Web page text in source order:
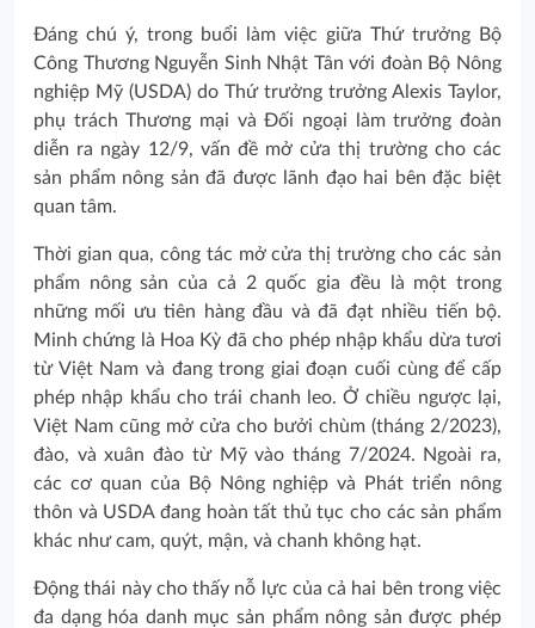
Đáng chú ý, trong buổi làm việc giữa Thứ trưởng Bộ
Công Thương Nguyễn Sinh Nhật Tân với đoàn Bộ Nông
nghiệp Mỹ (USDA) do Thứ trưởng trưởng Alexis Taylor,
phụ trách Thương mại và Đối ngoại làm trưởng đoàn
diễn ra ngày 12/9, vấn đề mở cửa thị trường cho các
sản phẩm nông sản đã được lãnh đạo hai bên đặc biệt
quan tâm.
Thời gian qua, công tác mở cửa thị trường cho các sản
phẩm nông sản của cả 2 quốc gia đều là một trong
những mối ưu tiên hàng đầu và đã đạt nhiều tiến bộ.
Minh chứng là Hoa Kỳ đã cho phép nhập khẩu dừa tươi
từ Việt Nam và đang trong giai đoạn cuối cùng để cấp
phép nhập khẩu cho trái chanh leo. Ở chiều ngược lại,
Việt Nam cũng mở cửa cho bưởi chùm (tháng 2/2023),
đào, và xuân đào từ Mỹ vào tháng 7/2024. Ngoài ra,
các cơ quan của Bộ Nông nghiệp và Phát triển nông
thôn và USDA đang hoàn tất thủ tục cho các sản phẩm
khác như cam, quýt, mận, và chanh không hạt.
Động thái này cho thấy nỗ lực của cả hai bên trong việc
đa dạng hóa danh mục sản phẩm nông sản được phép